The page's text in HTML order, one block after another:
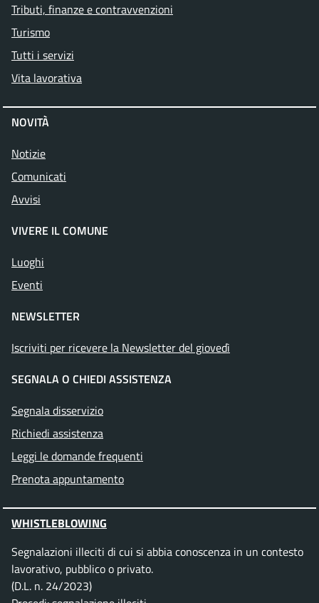
Tributi, finanze e contravvenzioni
Turismo
Tutti i servizi
Vita lavorativa
NOVITÀ
Notizie
Comunicati
Avvisi
VIVERE IL COMUNE
Luoghi
Eventi
NEWSLETTER
Iscriviti per ricevere la Newsletter del giovedì
SEGNALA O CHIEDI ASSISTENZA
Segnala disservizio
Richiedi assistenza
Leggi le domande frequenti
Prenota appuntamento
WHISTLEBLOWING
Segnalazioni illeciti di cui si abbia conoscenza in un contesto
lavorativo, pubblico o privato.
(D.L. n. 24/2023)